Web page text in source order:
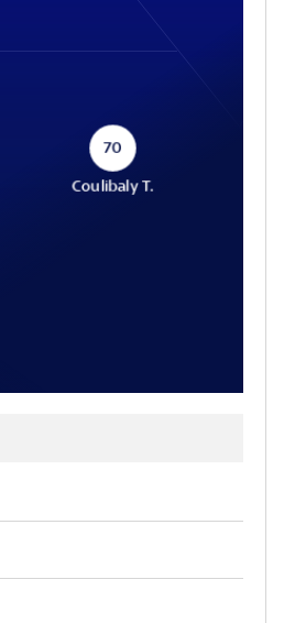
70
Coulibaly T.